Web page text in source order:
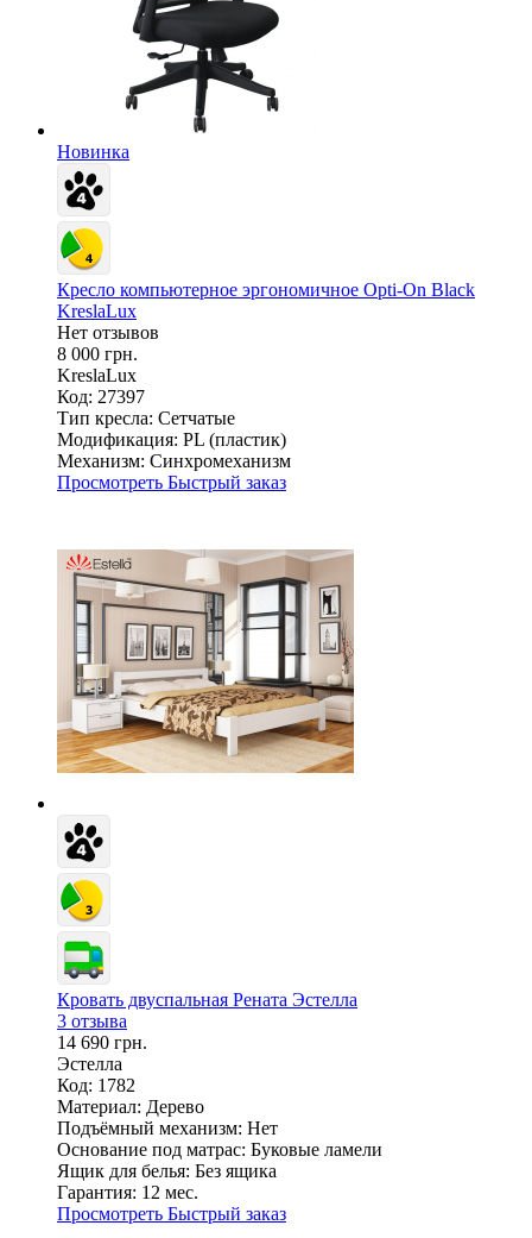
Новинка
Кресло компьютерное эргономичное Opti-On Black
KreslaLux
Нет отзывов
8 000 грн.
KreslaLux
Код: 27397
Тип кресла: Сетчатые
Модификация: PL (пластик)
Механизм: Синхромеханизм
Просмотреть Быстрый заказ
Кровать двуспальная Рената Эстелла
3 отзыва
14 690 грн.
Эстелла
Код: 1782
Материал: Дерево
Подъёмный механизм: Нет
Основание под матрас: Буковые ламели
Ящик для белья: Без ящика
Гарантия: 12 мес.
Просмотреть Быстрый заказ